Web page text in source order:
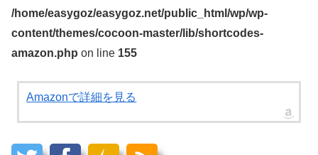
/home/easygoz/easygoz.net/public_html/wp/wp-
content/themes/cocoon-master/lib/shortcodes-
amazon.php on line 155
Amazonで詳細を見る